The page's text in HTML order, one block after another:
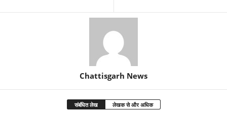
Chattisgarh News
संबंधित लेख लेखक से और अधिक